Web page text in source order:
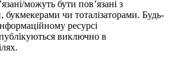
можуть бути пов’язані з
букмекерами чи тоталізаторами. Будь-
ресурсі
виключно в